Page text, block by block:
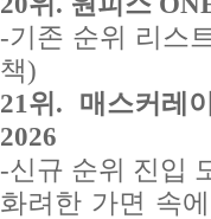
-기존 순위 리스
책)
21위. 매스커레
2026
-신규 순위 진입
화려한 가면 속